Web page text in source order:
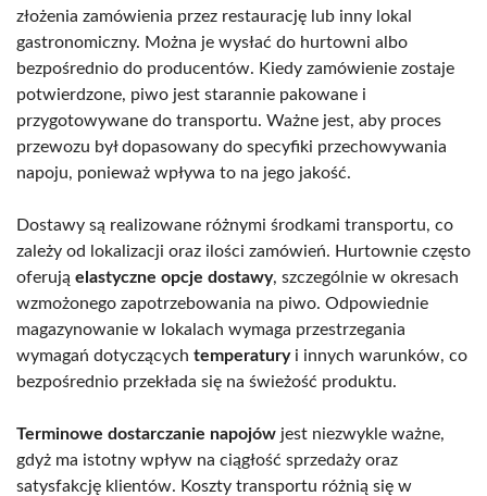
złożenia zamówienia przez restaurację lub inny lokal
gastronomiczny. Można je wysłać do hurtowni albo
bezpośrednio do producentów. Kiedy zamówienie zostaje
potwierdzone, piwo jest starannie pakowane i
przygotowywane do transportu. Ważne jest, aby proces
przewozu był dopasowany do specyfiki przechowywania
napoju, ponieważ wpływa to na jego jakość.
Dostawy są realizowane różnymi środkami transportu, co
zależy od lokalizacji oraz ilości zamówień. Hurtownie często
oferują elastyczne opcje dostawy, szczególnie w okresach
wzmożonego zapotrzebowania na piwo. Odpowiednie
magazynowanie w lokalach wymaga przestrzegania
wymagań dotyczących temperaturyi innych warunków, co
bezpośrednio przekłada się na świeżość produktu.
Terminowe dostarczanie napojów jest niezwykle ważne,
gdyż ma istotny wpływ na ciągłość sprzedaży oraz
satysfakcję klientów. Koszty transportu różnią się w